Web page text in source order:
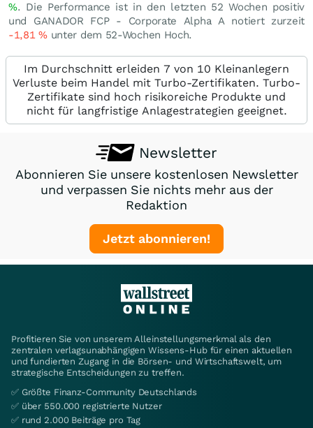
%. Die Performance ist in den letzten 52 Wochen positiv
und GANADOR FCP - Corporate Alpha A notiert zurzeit
-1,81%unter dem 52-Wochen Hoch.
Im Durchschnitt erleiden 7 von 10 Kleinanlegern
Verluste beim Handel mit Turbo-Zertifikaten. Turbo-
Zertifikate sind hoch risikoreiche Produkte und
nicht für langfristige Anlagestrategien geeignet.
Newsletter
Abonnieren Sie unsere kostenlosen Newsletter
und verpassen Sie nichts mehr aus der
Redaktion
Jetzt abonnieren!
Profitieren Sie von unserem Alleinstellungsmerkmal als den
zentralen verlagsunabhängigen Wissens-Hub für einen aktuellen
und fundierten Zugang in die Börsen- und Wirtschaftswelt, um
strategische Entscheidungen zu treffen.
✅ Größte Finanz-Community Deutschlands
✅ über 550.000 registrierte Nutzer
✅ rund 2.000 Beiträge pro Tag